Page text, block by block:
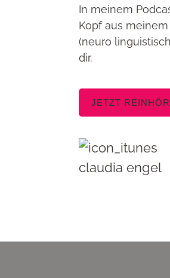
In meinem
Kopf aus
(neuro
dir.
JETZT